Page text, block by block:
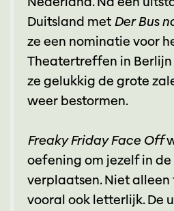
Duitsland met Der Bus
ze een nominatie voor
Theatertreffen in
ze gelukkig de grote
weer bestormen.
Freaky Friday Face Off
oefening om jezelf in
verplaatsen. Niet
vooral ook letterlijk. De